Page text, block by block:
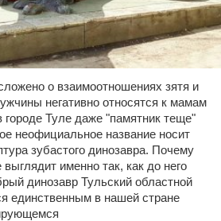
о взаимоотношениях зятя и
негативно относятся к мамам
Туле даже "памятник теще"
неофициальное название носит
зубастого динозавра. Почему
именно так, как до него
динозавр Тульский областной
единственным в нашей стране